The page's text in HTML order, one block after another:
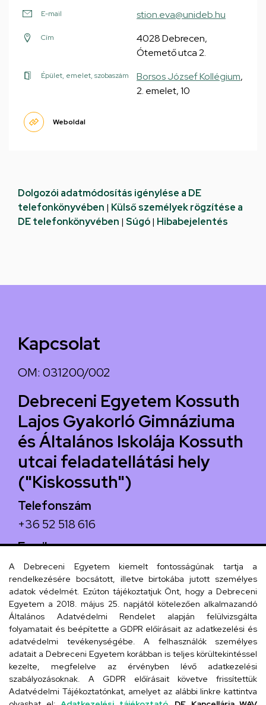
E-mail stion.eva@unideb.hu
Cím
4028 Debrecen,
Ótemető utca 2.
Épület, emelet, szobaszám Borsos József Kollégium,
2. emelet, 10
Weboldal
Dolgozói adatmódosítás igénylése a DE
telefonkönyvében | Külső személyek rögzítése a
DE telefonkönyvében | Súgó| Hibabejelentés
Kapcsolat
OM: 031200/002
Debreceni Egyetem Kossuth
Lajos Gyakorló Gimnáziuma
és Általános Iskolája Kossuth
utcai feladatellátási hely
("Kiskossuth")
Telefonszám
+36 52 518 616
Email
iskola@kossuth-alt.unideb.hu
Cím
4024 Debrecen, Kossuth utca 33.
Szervezeti telefonkönyv
A Debreceni Egyetem kiemelt fontosságúnak tartja a
rendelkezésére bocsátott, illetve birtokába jutott személyes
adatok védelmét. Ezúton tájékoztatjuk Önt, hogy a Debreceni
Egyetem a 2018. május 25. napjától kötelezően alkalmazandó
Általános Adatvédelmi Rendelet alapján felülvizsgálta
folyamatait és beépítette a GDPR előírásait az adatkezelési és
adatvédelmi tevékenységébe. A felhasználók személyes
adatait a Debreceni Egyetem korábban is teljes körültekintéssel
kezelte, megfelelve az érvényben lévő adatkezelési
szabályozásoknak. A GDPR előírásait követve frissítettük
Adatvédelmi Tájékoztatónkat, amelyet az alábbi linkre kattintva